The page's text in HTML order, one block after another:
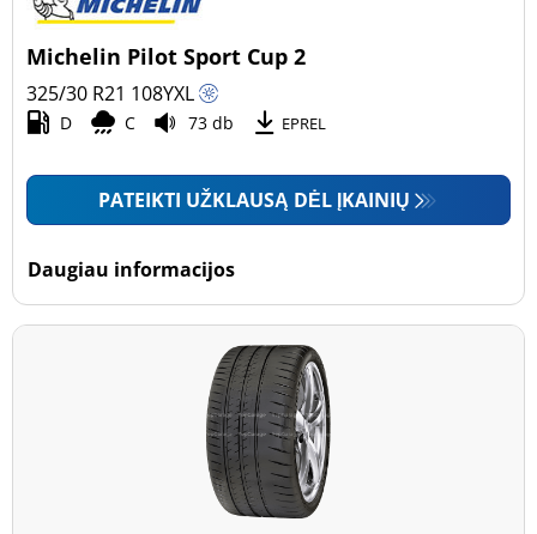
Michelin Pilot Sport Cup 2
325/30 R21 108YXL
D C 73 db EPREL
PATEIKTI UŽKLAUSĄ DĖL ĮKAINIŲ
Daugiau informacijos